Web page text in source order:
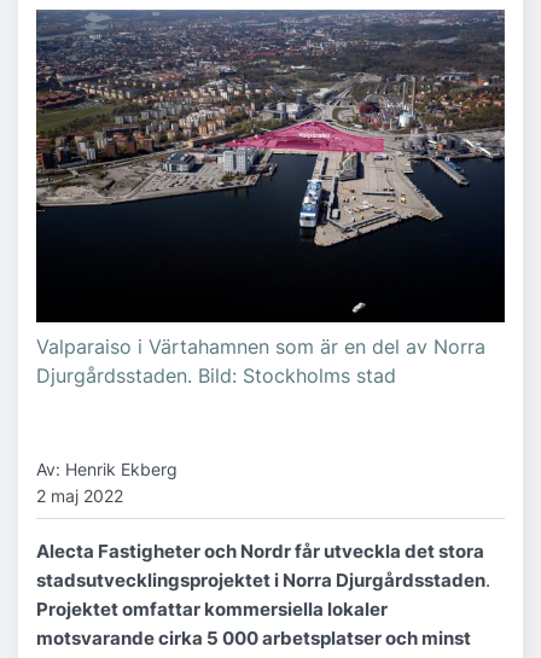
Valparaiso i Värtahamnen som är en del av Norra
Djurgårdsstaden. Bild: Stockholms stad
Av: Henrik Ekberg
2 maj 2022
Alecta Fastigheter och Nordr får utveckla det stora
stadsutvecklingsprojektet i Norra Djurgårdsstaden.
Projektet omfattar kommersiella lokaler
motsvarande cirka 5 000 arbetsplatser och minst